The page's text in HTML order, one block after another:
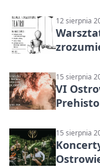
12 sierpnia
15 sierpnia
VI
15 sierpnia